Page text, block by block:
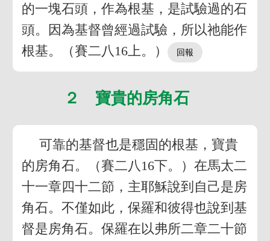
的一塊石頭，作為根基，是試驗過的石
頭。因為基督曾經過試驗，所以祂能作
根基。（賽二八16上。）
２ 寶貴的房角石
可靠的基督也是穩固的根基，寶貴
的房角石。（賽二八16下。）在馬太二
十一章四十二節，主耶穌說到自己是房
角石。不僅如此，保羅和彼得也說到基
督是房角石。保羅在以弗所二章二十節